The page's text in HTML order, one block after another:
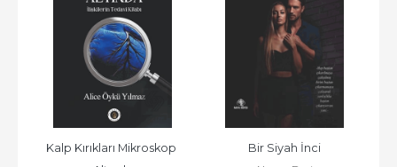
Kalp Kırıkları Mikroskop
Bir Siyah İnci